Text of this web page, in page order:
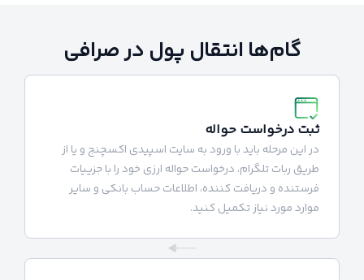
گام‌ها انتقال پول در صرافی
ثبت درخواست حواله
در این مرحله باید با ورود به سایت اسپیدی اکسچنج و یا از
طریق ربات تلگرام، درخواست حواله ارزی خود را با جزییات
فرستنده و دریافت کننده، اطلاعات حساب بانکی و سایر
موارد مورد نیاز تکمیل کنید.